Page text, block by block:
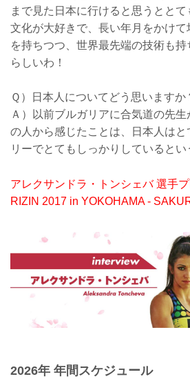
まで見た日本に行けると思うとと
文化が大好きで、長い年月をかけ
を持ちつつ、世界最先端の技術も
らしいわ！
Ｑ）日本人についてどう思いますか
Ａ）以前ブルガリアに合気道の先
の人から感じたことは、日本人は
リーでとてもしっかりしているとい
アレクサンドラ・トンシェバ 選手
RIZIN 2017 in YOKOHAMA -
2026年 年間スケジュール